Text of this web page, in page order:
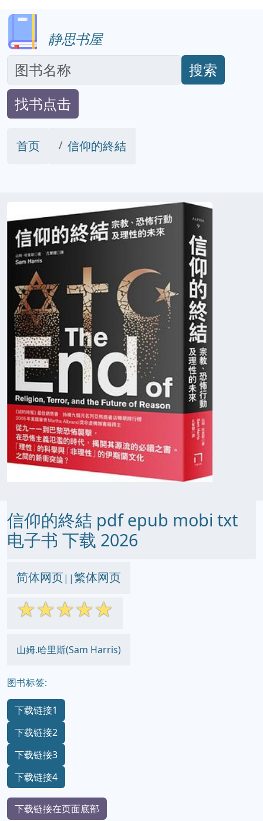
静思书屋
搜索
找书点击
首页 信仰的終結
信仰的終結 pdf epub mobi txt
电子书 下载 2026
简体网页||繁体网页
☆☆☆☆☆
山姆.哈里斯(Sam Harris)
图书标签:
下载链接1
下载链接2
下载链接3
下载链接4
下载链接在页面底部